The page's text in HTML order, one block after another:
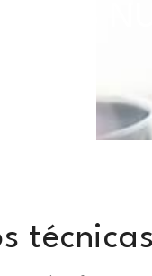
TODAS